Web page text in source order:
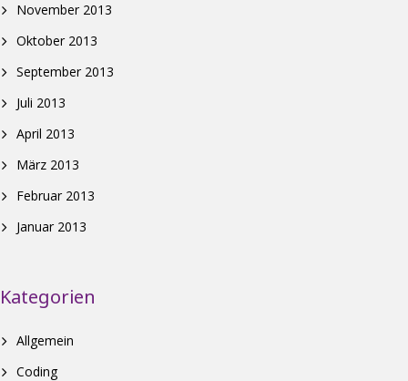
November 2013
Oktober 2013
September 2013
Juli 2013
April 2013
März 2013
Februar 2013
Januar 2013
Kategorien
Allgemein
Coding